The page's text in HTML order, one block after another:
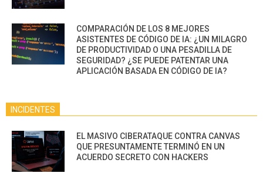
COMPARACIÓN DE LOS 8 MEJORES
ASISTENTES DE CÓDIGO DE IA: ¿UN MILAGRO
DE PRODUCTIVIDAD O UNA PESADILLA DE
SEGURIDAD? ¿SE PUEDE PATENTAR UNA
APLICACIÓN BASADA EN CÓDIGO DE IA?
INCIDENTES
EL MASIVO CIBERATAQUE CONTRA CANVAS
QUE PRESUNTAMENTE TERMINÓ EN UN
ACUERDO SECRETO CON HACKERS